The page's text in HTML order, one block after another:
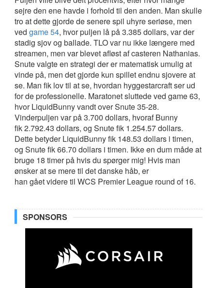
sejre den ene havde i forhold til den anden. Man skulle
tro at dette gjorde de senere spil uhyre seriøse, men
ved game 54, hvor puljen lå på 3.385 dollars, var der
stadig sjov og ballade. TLO var nu ikke længere med
streamen, men var blevet afløst af casteren Nathanias.
Snute valgte en strategi der er matematisk umulig at
vinde på, men det gjorde kun spillet endnu sjovere at
se. Man fik lov til at se, hvordan hyggestarcraft ser ud
for de professionelle. Maratonet sluttede ved game 63,
hvor LiquidBunny vandt over Snute 35-28.
Vinderpuljen var på 3.700 dollars, hvoraf Bunny
fik 2.792.43 dollars, og Snute fik 1.254.57 dollars.
Dette betyder LiquidBunny fik 148.53 dollars i timen,
og Snute fik 66.70 dollars i timen. Ikke en dum måde at
bruge 18 timer på hvis du spørger mig! Hvis man
ønsker at se mere til det danske håb, er
han gået videre til WCS Premier League round of 16.
SPONSORS